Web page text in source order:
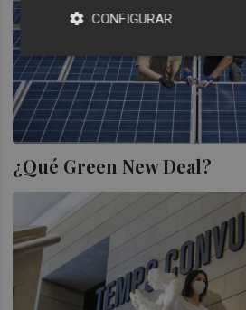
¿Qué Green New Deal?
CONFIGURAR